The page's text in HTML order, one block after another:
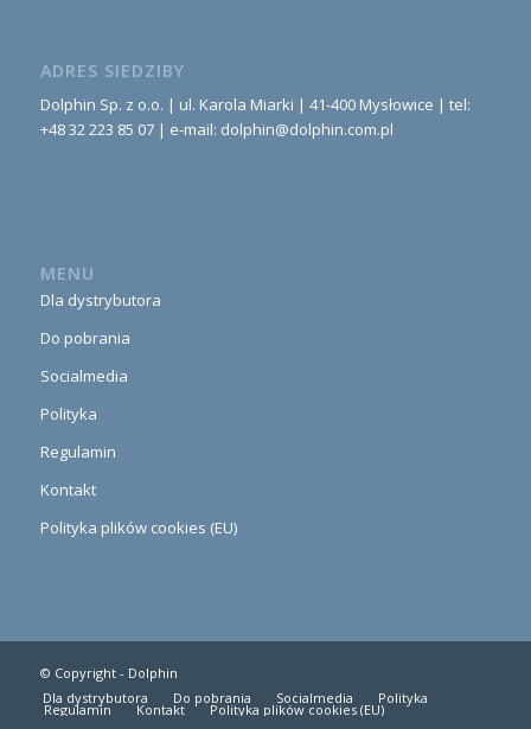
ADRES SIEDZIBY
Dolphin Sp. z o.o. | ul. Karola Miarki | 41-400 Mysłowice | tel:
+48 32 223 85 07 | e-mail: dolphin@dolphin.com.pl
MENU
Dla dystrybutora
Do pobrania
Socialmedia
Polityka
Regulamin
Kontakt
Polityka plików cookies (EU)
© Copyright - Dolphin
Dla dystrybutora
Do pobrania Socialmedia Polityka
Regulamin Kontakt Polityka plików cookies (EU)